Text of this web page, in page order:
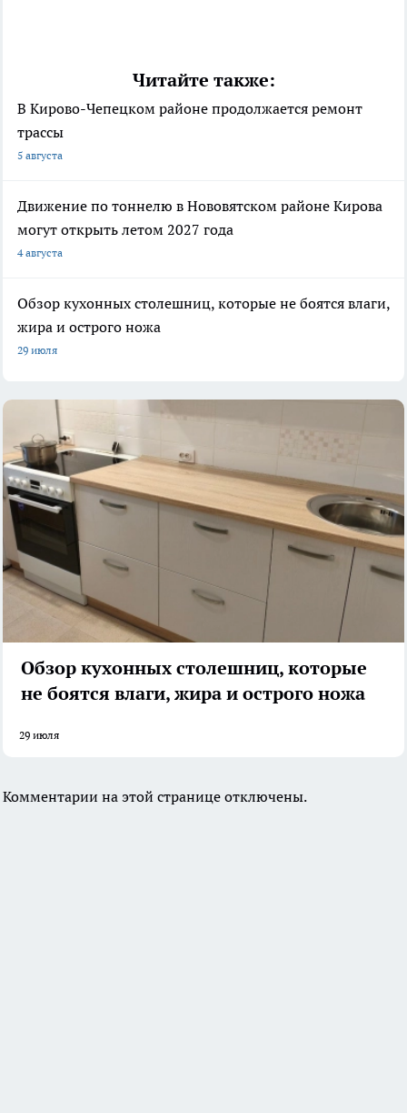
Читайте также:
В Кирово-Чепецком районе продолжается ремонт
трассы
5 августа
Движение по тоннелю в Нововятском районе Кирова
могут открыть летом 2027 года
4 августа
Обзор кухонных столешниц, которые не боятся влаги,
жира и острого ножа
29 июля
Обзор кухонных столешниц, которые
не боятся влаги, жира и острого ножа
29 июля
Комментарии на этой странице отключены.